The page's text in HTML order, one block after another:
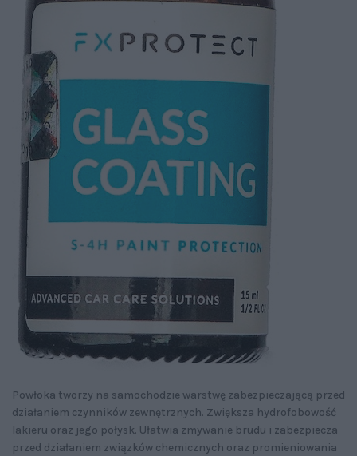
Powłoka tworzy na samochodzie warstwę zabezpieczającą przed
działaniem czynników zewnętrznych. Zwiększa hydrofobowość
lakieru oraz jego połysk. Ułatwia zmywanie brudu i zabezpiecza
przed działaniem związków chemicznych oraz promieniowania